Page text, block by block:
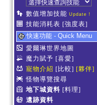
數值增加技能 Update !
技能消耗表 [強度表]
快速功能 - Quick Menu
愛爾琳世界地圖
魔力賦予 [喜愛]
寵物介紹 [比較] [夥伴]
怪物導覽搜尋
地下城資料 [料理]
遺跡資料